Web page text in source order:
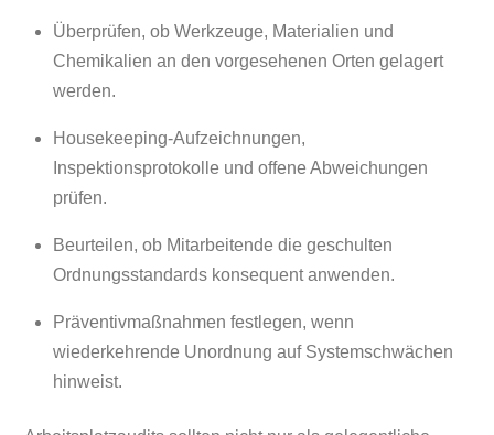
Überprüfen, ob Werkzeuge, Materialien und
Chemikalien an den vorgesehenen Orten gelagert
werden.
Housekeeping-Aufzeichnungen,
Inspektionsprotokolle und offene Abweichungen
prüfen.
Beurteilen, ob Mitarbeitende die geschulten
Ordnungsstandards konsequent anwenden.
Präventivmaßnahmen festlegen, wenn
wiederkehrende Unordnung auf Systemschwächen
hinweist.